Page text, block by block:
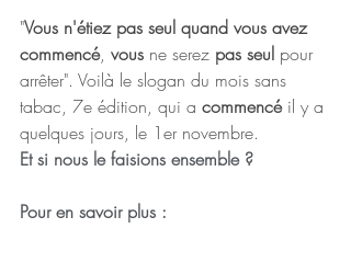
"Vous n'étiez pas seul quand vous avez
commencé, vous ne serez pas seul pour
arrêter". Voilà le slogan du mois sans
tabac, 7e édition, qui a commencé il y a
quelques jours, le 1er novembre.
Et si nous le faisions ensemble ?
Pour en savoir plus :